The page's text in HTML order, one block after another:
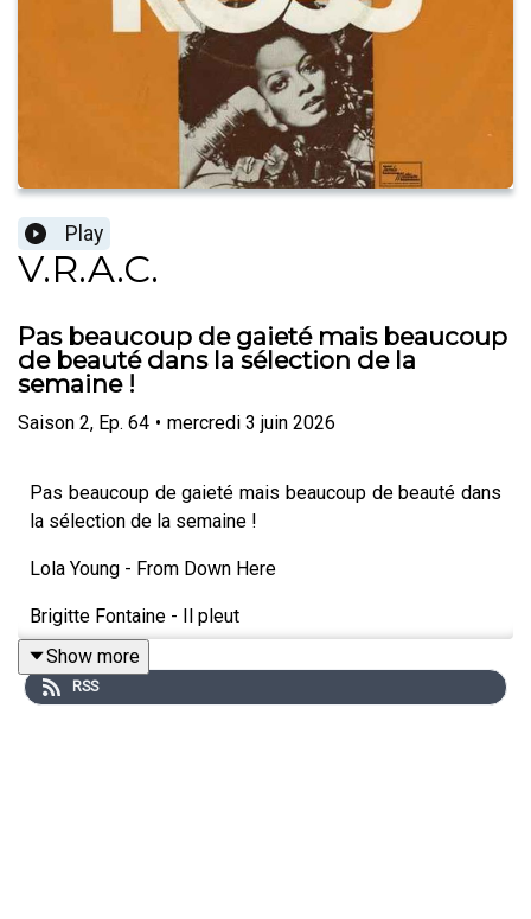
Play
V.R.A.C.
Pas beaucoup de gaieté mais beaucoup
de beauté dans la sélection de la
semaine !
Saison 2, Ep. 64 • mercredi 3 juin 2026
Pas beaucoup de gaieté mais beaucoup de beauté dans
la sélection de la semaine !
Lola Young - From Down Here
Brigitte Fontaine - Il pleut
Son Lux - Endlessly
Diana Ross - Love Hangover (Single Version)
Show more
RSS